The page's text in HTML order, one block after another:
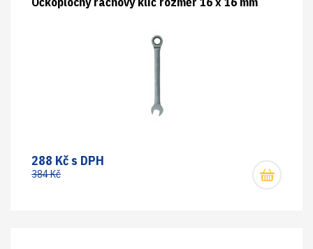
288 Kč s DPH
384 Kč